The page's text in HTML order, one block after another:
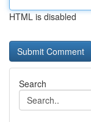
HTML is disabled
Search